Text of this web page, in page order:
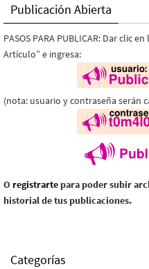
Publicación Abierta
PASOS PARA PUBLICAR: Dar clic
Artículo” e ingresa:
(nota: usuario y contraseña serán
O registrarte para poder subir
historial de tus publicaciones.
Categorías